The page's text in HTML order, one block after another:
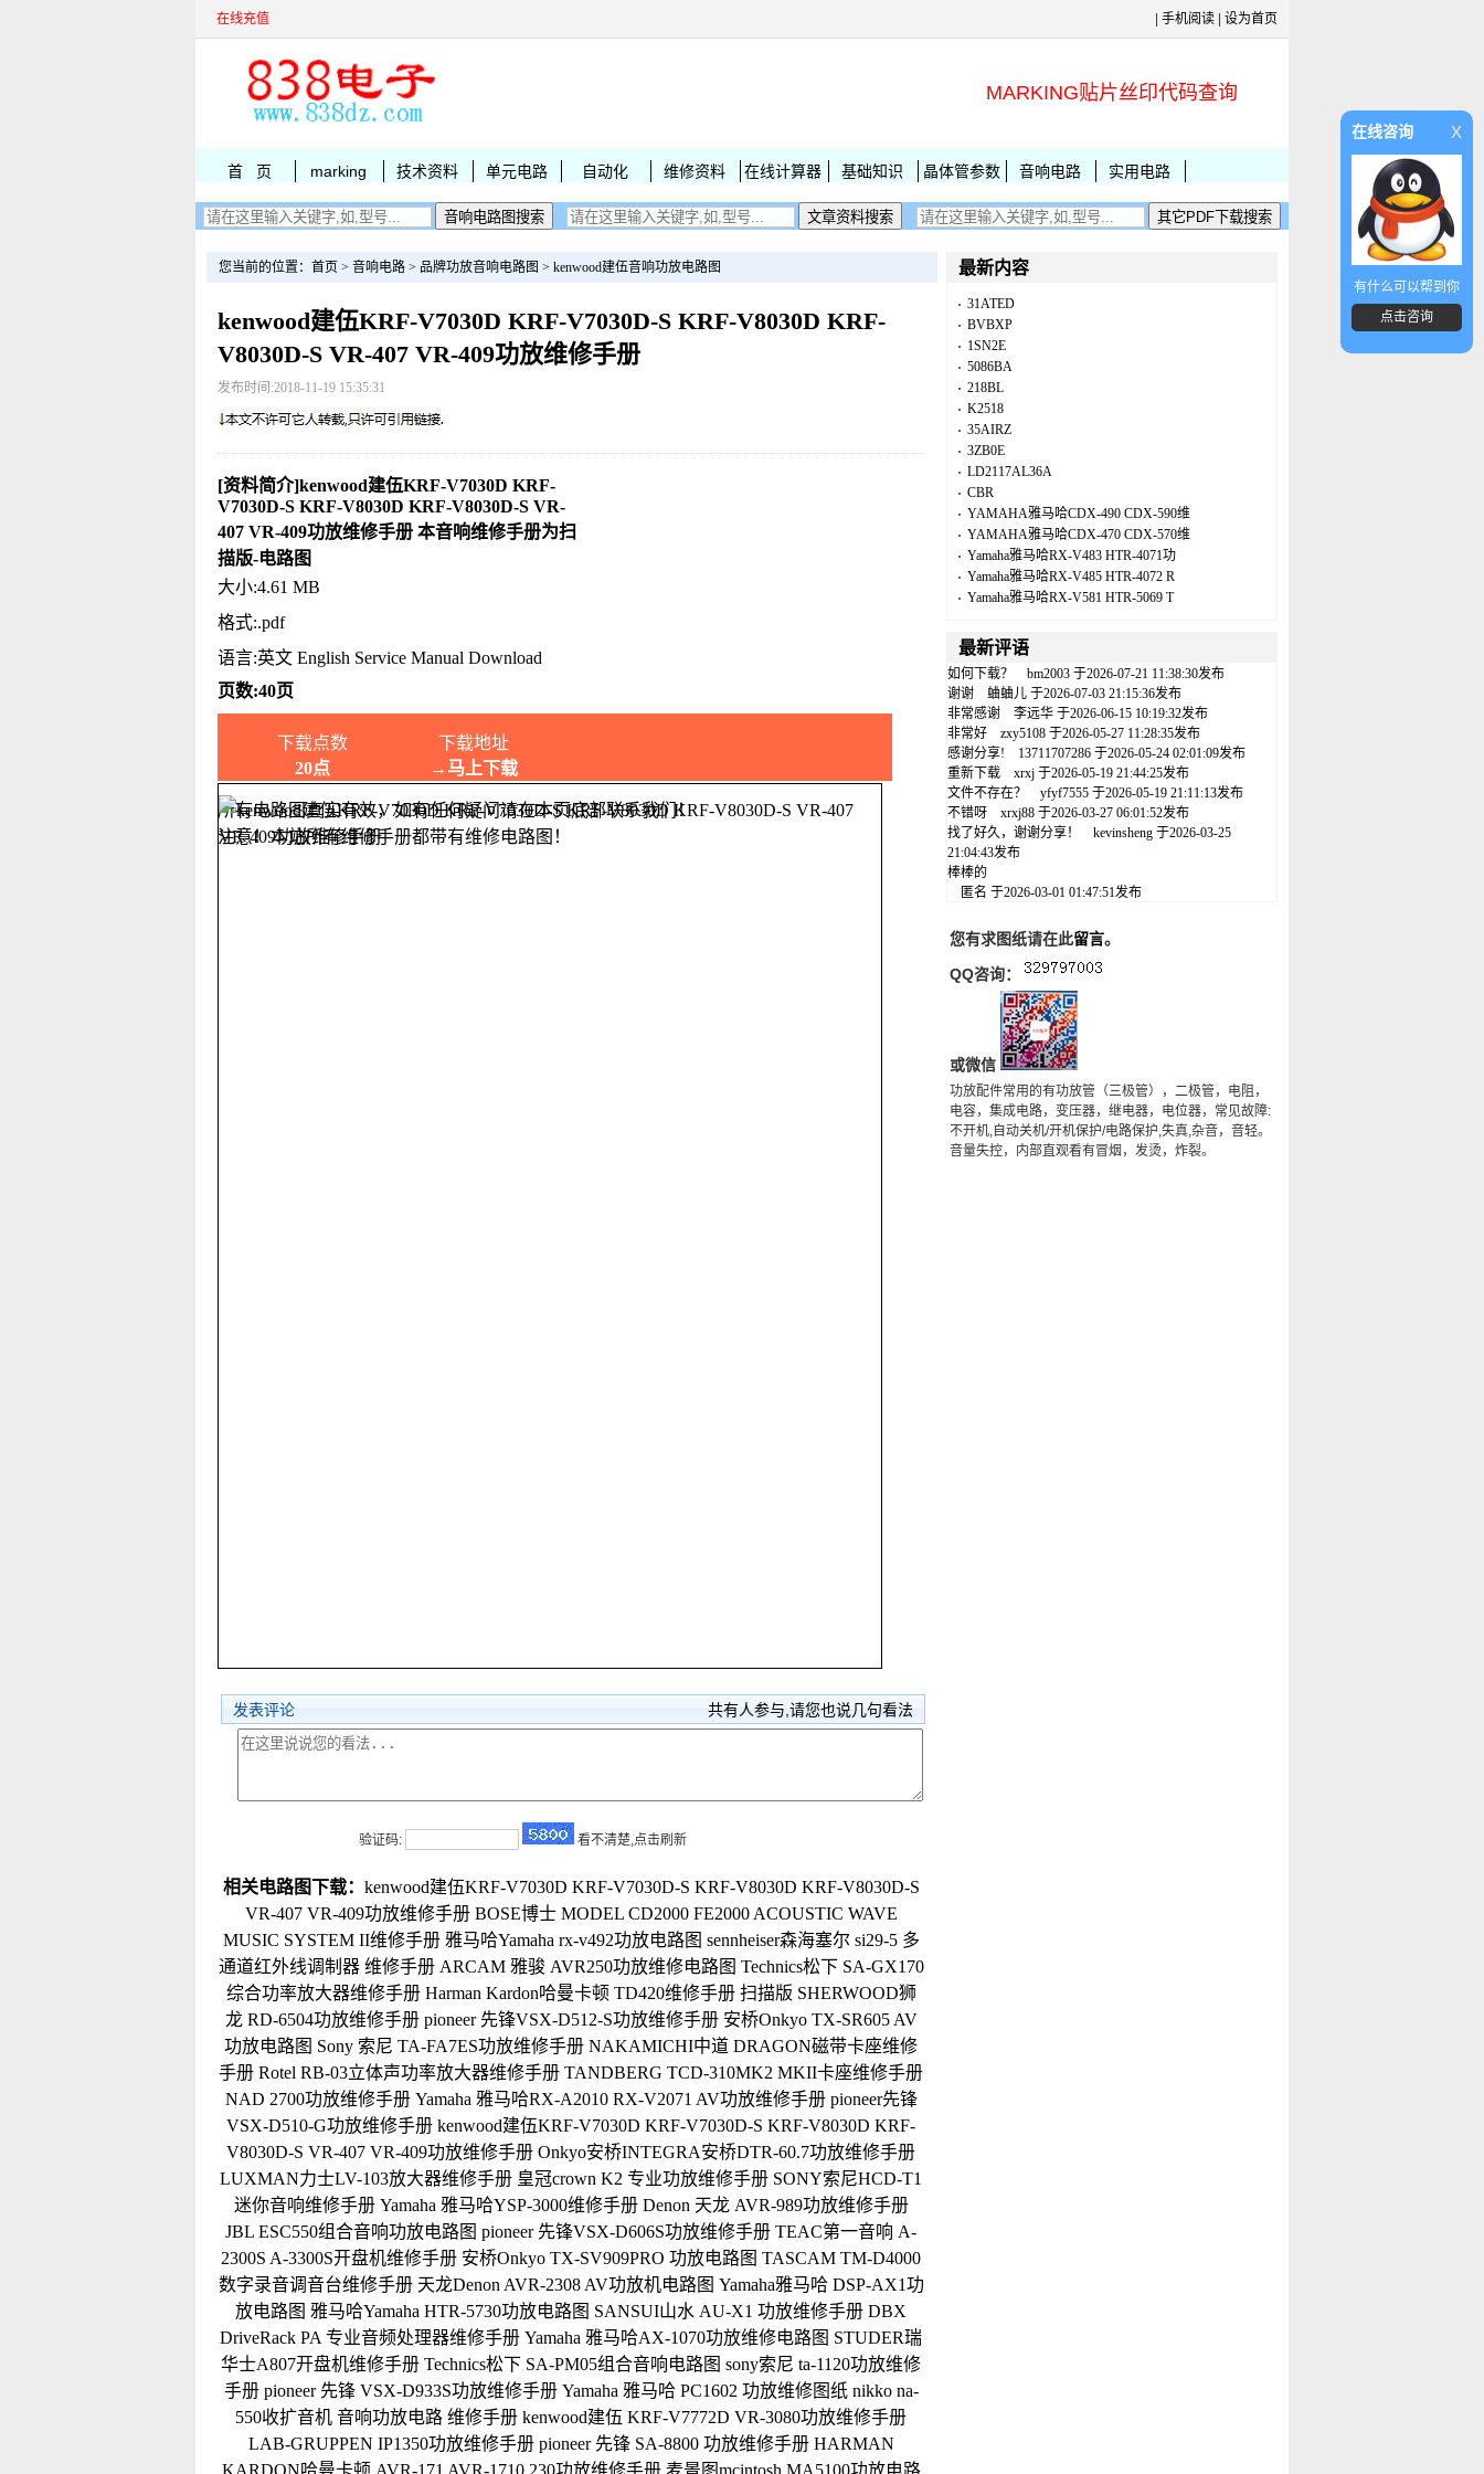
在线充值 手机阅读 设为首页
MARKING贴片丝印代码查询
首 页 marking 技术资料 单元电路 自动化 维修资料 在线计算器 基础知识 晶体管参数 音响电路 实用电路
您当前的位置： 首页 > 音响电路 > 品牌功放音响电路图 > kenwood建伍音响功放电路图
kenwood建伍KRF-V7030D KRF-V7030D-S KRF-V8030D KRF-
V8030D-S VR-407 VR-409功放维修手册
发布时间:2018-11-19 15:35:31
[资料简介]kenwood建伍KRF-V7030D KRF-
V7030D-S KRF-V8030D KRF-V8030D-S VR-
407 VR-409功放维修手册 本音响维修手册为扫
描版-电路图
大小:4.61 MB
格式:.pdf
语言:英文 English Service Manual Download
页数:40页
下载点数
下载地址
20点
→马上下载
所有电路图真实有效，如有任何疑问请在本页底部联系我们！
注意！本站所有维修手册都带有维修电路图！
发表评论 共有人参与,请您也说几句看法
验证码: 看不清楚,点击刷新
相关电路图下载： kenwood建伍KRF-V7030D KRF-V7030D-S KRF-V8030D KRF-V8030D-S
VR-407 VR-409功放维修手册 BOSE博士 MODEL CD2000 FE2000 ACOUSTIC WAVE
MUSIC SYSTEM II维修手册 雅马哈Yamaha rx-v492功放电路图 sennheiser森海塞尔 si29-5 多
通道红外线调制器 维修手册 ARCAM 雅骏 AVR250功放维修电路图 Technics松下 SA-GX170
综合功率放大器维修手册 Harman Kardon哈曼卡顿 TD420维修手册 扫描版 SHERWOOD狮
龙 RD-6504功放维修手册 pioneer 先锋VSX-D512-S功放维修手册 安桥Onkyo TX-SR605 AV
功放电路图 Sony 索尼 TA-FA7ES功放维修手册 NAKAMICHI中道 DRAGON磁带卡座维修
手册 Rotel RB-03立体声功率放大器维修手册 TANDBERG TCD-310MK2 MKII卡座维修手册
NAD 2700功放维修手册 Yamaha 雅马哈RX-A2010 RX-V2071 AV功放维修手册 pioneer先锋
VSX-D510-G功放维修手册 kenwood建伍KRF-V7030D KRF-V7030D-S KRF-V8030D KRF-
V8030D-S VR-407 VR-409功放维修手册 Onkyo安桥INTEGRA安桥DTR-60.7功放维修手册
LUXMAN力士LV-103放大器维修手册 皇冠crown K2 专业功放维修手册 SONY索尼HCD-T1
迷你音响维修手册 Yamaha 雅马哈YSP-3000维修手册 Denon 天龙 AVR-989功放维修手册
JBL ESC550组合音响功放电路图 pioneer 先锋VSX-D606S功放维修手册 TEAC第一音响 A-
2300S A-3300S开盘机维修手册 安桥Onkyo TX-SV909PRO 功放电路图 TASCAM TM-D4000
数字录音调音台维修手册 天龙Denon AVR-2308 AV功放机电路图 Yamaha雅马哈 DSP-AX1功
放电路图 雅马哈Yamaha HTR-5730功放电路图 SANSUI山水 AU-X1 功放维修手册 DBX
DriveRack PA 专业音频处理器维修手册 Yamaha 雅马哈AX-1070功放维修电路图 STUDER瑞
华士A807开盘机维修手册 Technics松下 SA-PM05组合音响电路图 sony索尼 ta-1120功放维修
手册 pioneer 先锋 VSX-D933S功放维修手册 Yamaha 雅马哈 PC1602 功放维修图纸 nikko na-
550收扩音机 音响功放电路 维修手册 kenwood建伍 KRF-V7772D VR-3080功放维修手册
LAB-GRUPPEN IP1350功放维修手册 pioneer 先锋 SA-8800 功放维修手册 HARMAN
KARDON哈曼卡顿 AVR-171 AVR-1710 230功放维修手册 麦景图mcintosh MA5100功放电路
最新内容
31ATED
BVBXP
1SN2E
5086BA
218BL
K2518
35AIRZ
3ZB0E
LD2117AL36A
CBR
YAMAHA雅马哈CDX-490 CDX-590维
YAMAHA雅马哈CDX-470 CDX-570维
Yamaha雅马哈RX-V483 HTR-4071功
Yamaha雅马哈RX-V485 HTR-4072 R
Yamaha雅马哈RX-V581 HTR-5069 T
最新评语
如何下载？ bm2003 于2026-07-21 11:38:30发布
谢谢
蛐蛐儿 于2026-07-03 21:15:36发布
非常感谢
李远华 于2026-06-15 10:19:32发布
非常好
zxy5108 于2026-05-27 11:28:35发布
感谢分享!
13711707286 于2026-05-24 02:01:09发布
重新下载
xrxj 于2026-05-19 21:44:25发布
文件不存在？
yfyf7555 于2026-05-19 21:11:13发布
不错呀
xrxj88 于2026-03-27 06:01:52发布
找了好久，谢谢分享！
kevinsheng 于2026-03-25
21:04:43发布
棒棒的
匿名 于2026-03-01 01:47:51发布
您有求图纸请在此留言。
QQ咨询：
或微信
功放配件常用的有功放管（三极管），二极管，电阻，
电容，集成电路，变压器，继电器，电位器，常见故障:
不开机,自动关机/开机保护/电路保护,失真,杂音，音轻。
音量失控，内部直观看有冒烟，发烫，炸裂。
在线咨询 x
有什么可以帮到你
点击咨询